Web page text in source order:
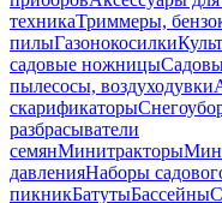
техникаТриммеры,
пилыГазонокосилки
садовые ножницы
пылесосы, воздуходувки
скарификаторы
разбрасыватели
семянМинитракторы
давленияНаборы
пикникБатутыБассейны